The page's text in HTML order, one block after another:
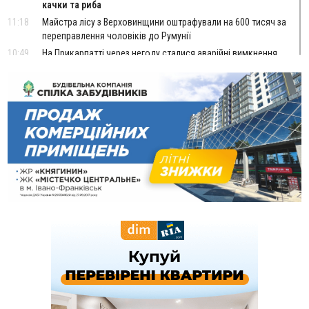
качки та риба
11:18
Майстра лісу з Верховинщини оштрафували на 600 тисяч за
переправлення чоловіків до Румунії
10:49
На Прикарпатті через негоду сталися аварійні вимкнення
10:43
За змову на тендері для Долинської лікарні двох
підприємців оштрафували на 272 тисячі гривень
10:09
Яремчанський суд виніс вирок чоловіку, який у Буковелі
вкрав із супермаркету пляшку віскі за 8,5 тисяч
09:53
В урочищі біля Галича археологи відкопали давньоруську
вагову гирку XII–XIII століть
09:39
У Франківську медики провели серію складних операцій
на аорті
У Богородчанах на "зебрі" водій Audi наїхав на
Загальна площа всіх книгарень України - трохи більше ніж 6
футбольних полів
На "зебрі" у Франківську два мотоциклісти збили жінку